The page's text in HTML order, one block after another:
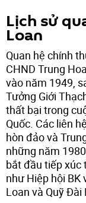
Lịch sử
Loan
Quan hệ chính
CHND Trung
vào năm 1949,
Tưởng Giới
thất bại trong
Quốc. Các liên
hòn đảo và
những năm
bắt đầu tiếp xúc
như Hiệp hội BK
Loan và Quỹ Đài